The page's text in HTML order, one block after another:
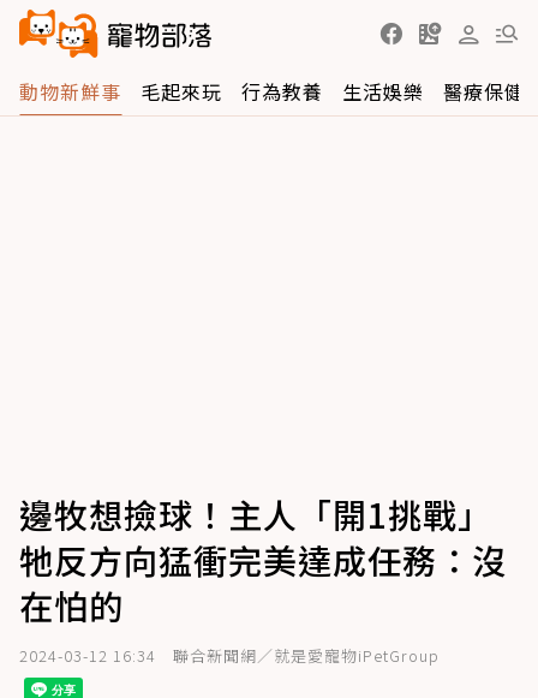
動物新鮮事 毛起來玩 行為教養 生活娛樂 醫療保健
邊牧想撿球！主人「開1挑戰」
牠反方向猛衝完美達成任務：沒
在怕的
2024-03-12 16:34 聯合新聞網／就是愛寵物iPetGroup